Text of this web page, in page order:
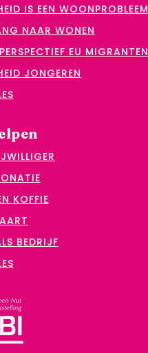
IS EEN WOONPROBLEEM
NAAR WONEN
EU MIGRANTEN
JONGEREN
KOFFIE
BEDRIJF